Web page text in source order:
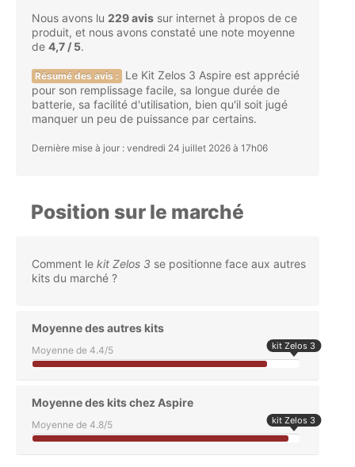
Nous avons lu 229 avis sur internet à propos de ce
produit, et nous avons constaté une note moyenne
de 4,7 / 5.
Résumé des avis :
Le Kit Zelos 3 Aspire est apprécié
pour son remplissage facile, sa longue durée de
batterie, sa facilité d'utilisation, bien qu'il soit jugé
manquer un peu de puissance par certains.
Dernière mise à jour : vendredi 24 juillet 2026 à 17h06
Position sur le marché
Comment le kit Zelos 3 se positionne face aux autres
kits du marché ?
Moyenne des autres kits
Moyenne de 4.4/5 kit Zelos 3
Moyenne des kits chez Aspire
Moyenne de 4.8/5 kit Zelos 3